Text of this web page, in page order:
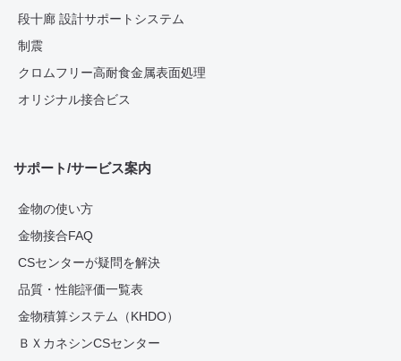
段十廊 設計サポートシステム
制震
クロムフリー高耐食金属表面処理
オリジナル接合ビス
サポート/サービス案内
金物の使い方
金物接合FAQ
CSセンターが疑問を解決
品質・性能評価一覧表
金物積算システム（KHDO）
ＢＸカネシンCSセンター